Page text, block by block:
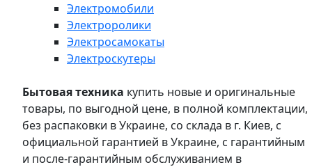
Электромобили
Электроролики
Электросамокаты
Электроскутеры
Бытовая техника купить новые и оригинальные
товары, по выгодной цене, в полной комплектации,
без распаковки в Украине, со склада в г. Киев, с
официальной гарантией в Украине, с гарантийным
и после-гарантийным обслуживанием в